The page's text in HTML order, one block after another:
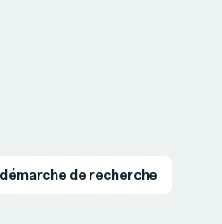
de recherche